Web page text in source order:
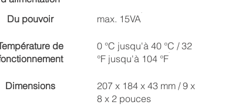
Du pouvoir
max. 15VA
de
0 °C jusqu'à 40 °C / 32
°F jusqu'à 104 °F
Dimensions
207 x 184 x 43 mm / 9 x
8 x 2 pouces